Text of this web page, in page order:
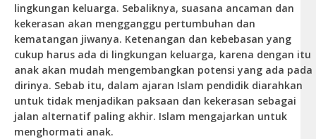
lingkungan keluarga. Sebaliknya, suasana ancaman dan
kekerasan akan mengganggu pertumbuhan dan
kematangan jiwanya. Ketenangan dan kebebasan yang
cukup harus ada di lingkungan keluarga, karena dengan itu
anak akan mudah mengembangkan potensi yang ada pada
dirinya. Sebab itu, dalam ajaran Islam pendidik diarahkan
untuk tidak menjadikan paksaan dan kekerasan sebagai
jalan alternatif paling akhir. Islam mengajarkan untuk
menghormati anak.